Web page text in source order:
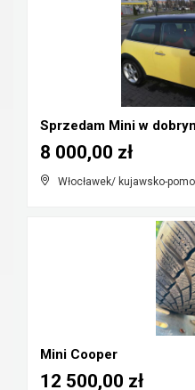
Sprzedam Mini w
Włocławek/ kujawsko-
8 000,00 zł
Mini Cooper
12 500,00 zł